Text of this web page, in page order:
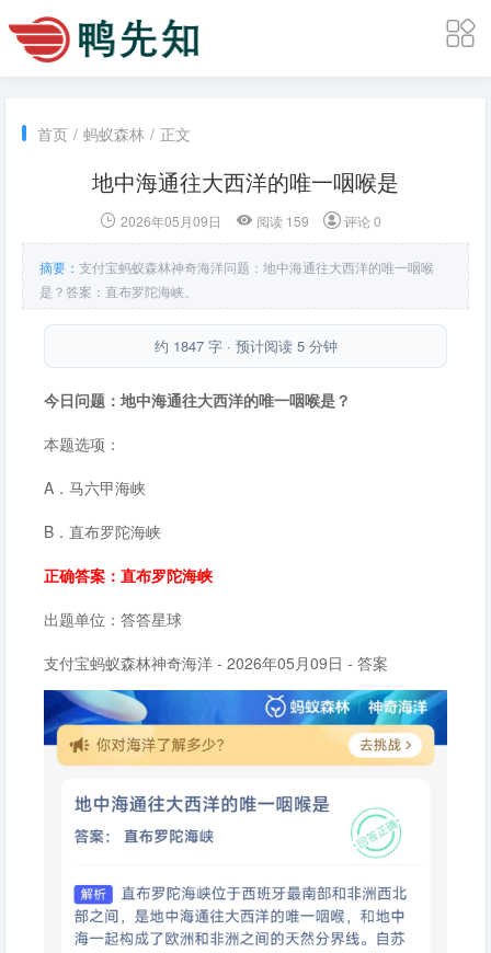
首页 / 蚂蚁森林 / 正文
地中海通往大西洋的唯一咽喉是
2026年05月09日 阅读 159 评论 0
摘要： 支付宝蚂蚁森林神奇海洋问题：地中海通往大西洋的唯一咽喉
是？答案：直布罗陀海峡。
约 1847 字 · 预计阅读 5 分钟
今日问题：地中海通往大西洋的唯一咽喉是？
本题选项：
A．马六甲海峡
B．直布罗陀海峡
正确答案：直布罗陀海峡
出题单位：答答星球
支付宝蚂蚁森林神奇海洋 - 2026年05月09日 - 答案